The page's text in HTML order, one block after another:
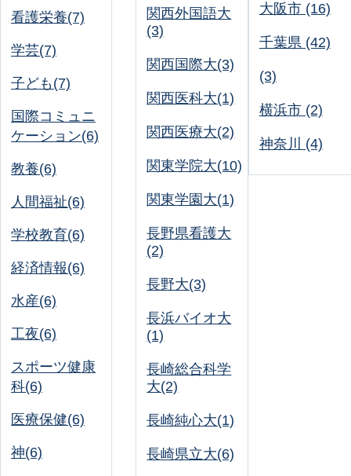
看護栄養(7)
学芸(7)
子ども(7)
国際コミュニ
ケーション(6)
教養(6)
人間福祉(6)
学校教育(6)
経済情報(6)
水産(6)
工夜(6)
スポーツ健康
科(6)
医療保健(6)
神(6)
関西外国語大
(3)
関西国際大(3)
関西医科大(1)
関西医療大(2)
関東学院大(10)
関東学園大(1)
長野県看護大
(2)
長野大(3)
長浜バイオ大
(1)
長崎総合科学
大(2)
長崎純心大(1)
長崎県立大(6)
大阪市 (16)
千葉県 (42)
(3)
横浜市 (2)
神奈川 (4)